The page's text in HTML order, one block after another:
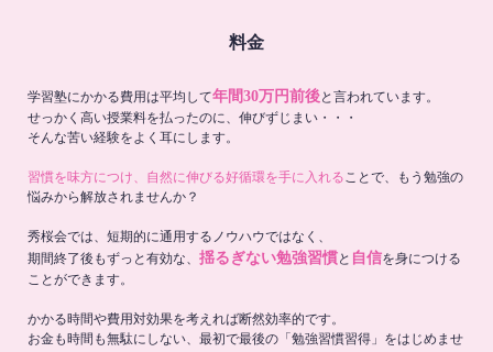
料金
学習塾にかかる費用は平均して年間30万円前後と言われています。
せっかく高い授業料を払ったのに、伸びずじまい・・・
そんな苦い経験をよく耳にします。
習慣を味方につけ、自然に伸びる好循環を手に入れる ことで、もう勉強の
悩みから解放されませんか？
秀桜会では、短期的に通用するノウハウではなく、
期間終了後もずっと有効な、 揺るぎない勉強習慣と 自信を身につける
ことができます。
かかる時間や費用対効果を考えれば断然効率的です。
お金も時間も無駄にしない、最初で最後の「勉強習慣習得」をはじめませ